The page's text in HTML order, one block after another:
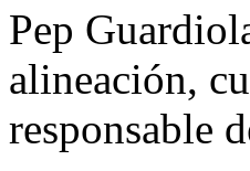
Pep
alineación,
responsable